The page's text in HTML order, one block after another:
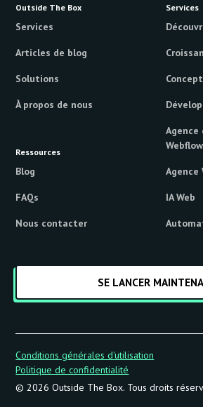
Outside The Box
Services
Articles de blog
Solutions
À propos de nous
Services
Webflow
Agence
IA Web
Ressources
Blog
FAQs
Nous contacter
SE LANCER
© 2026 Outside The Box. Tous droits
Conditions générales d'utilisation
Politique de confidentialité